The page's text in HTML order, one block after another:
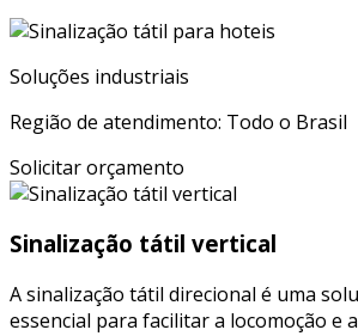
Soluções industriais
Região de atendimento: Todo o Brasil
Solicitar orçamento
Sinalização tátil vertical
A sinalização tátil direcional é uma
essencial para facilitar a locomoção e a